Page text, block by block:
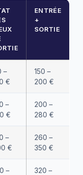
ENTRÉE
+
SORTIE
–
€
150 –
200 €
–
€
200 –
280 €
–
€
260 –
350 €
–
320 –